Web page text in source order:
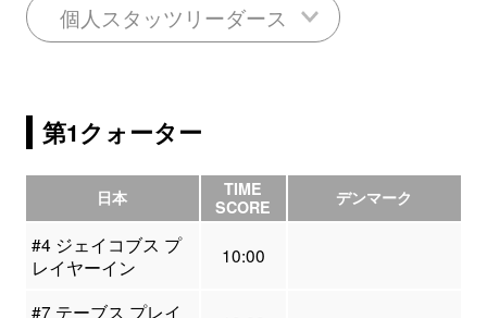
個人スタッツリーダース
第1クォーター
日本
TIME
SCORE
デンマーク
#4 ジェイコブス プ
レイヤーイン
10:00
#7 テーブス プレイ